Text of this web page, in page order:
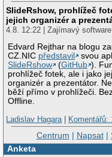
SlideRshow, prohlížeč
jejich organizér a
4.8. 12:22 | Zajímavý software
Edvard Rejthar na blogu
CZ.NIC představil
svou
SlideRshow
(GitHub ).
prohlížeč fotek, ale i jako
organizér a prezentátor.
běží přímo v prohlížeči.
Offline.
Ladislav Hagara| Komentářů:
Centrum | Napsat|
Anketa